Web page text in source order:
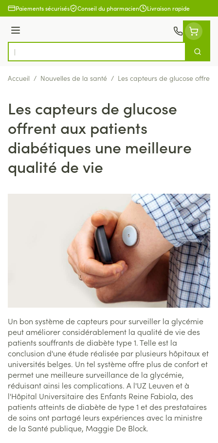
Aller au contenu
Paiements sécurisés Conseil du pharmacien Livraison rapide
Menu
Rechercher
Accueil / Nouvelles de la santé / Les capteurs de glucose
Les capteurs de glucose
offrent aux patients
diabétiques une meilleure
qualité de vie
Un bon système de capteurs pour surveiller la glycémie
peut améliorer considérablement la qualité de vie des
patients souffrants de diabète type 1. Telle est la
conclusion d'une étude réalisée par plusieurs hôpitaux et
universités belges. Un tel système offre plus de confort et
permet une meilleure surveillance de la glycémie,
réduisant ainsi les complications. A l'UZ Leuven et à
l'Hôpital Universitaire des Enfants Reine Fabiola, des
patients atteints de diabète de type 1 et des prestataires
de soins ont partagé leurs expériences avec la ministre
de la Santé publique, Maggie De Block.